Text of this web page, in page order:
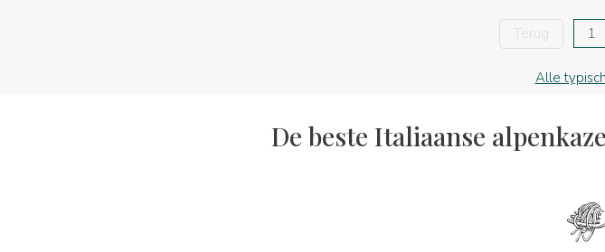
Terug 1
Alle
De beste Italiaanse